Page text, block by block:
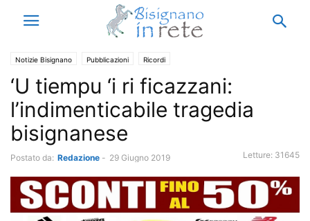
Notizie Bisignano Pubblicazioni Ricordi
‘U tiempu ‘i ri ficazzani:
l’indimenticabile tragedia
bisignanese
Postato da: Redazione - 29 Giugno 2019 Letture: 31645